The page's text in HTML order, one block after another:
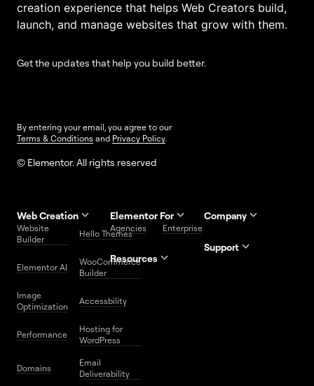
creation experience that helps Web Creators build,
launch, and manage websites that grow with them.
Get the updates that help you build better.
By entering your email, you agree to our
Terms & Conditions and Privacy Policy.
© Elementor. All rights reserved
Web Creation
Website
Builder
Hello Themes
Elementor AI
WooCommerce
Builder
Image
Optimization
Accessbility
Performance
Hosting for
WordPress
Domains
Email
Deliverability
Elementor For
Agencies Enterprise
Resources
Website
Free
Elementor
Download
Utilities
Center
Company
Support